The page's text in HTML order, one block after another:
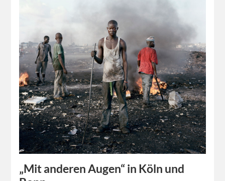
„Mit anderen Augen“ in Köln und